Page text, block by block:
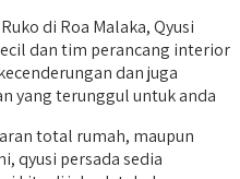
di Roa Malaka, Qyusi
dan tim perancang interior
dan juga
yang terunggul untuk anda
total rumah, maupun
qyusi persada sedia